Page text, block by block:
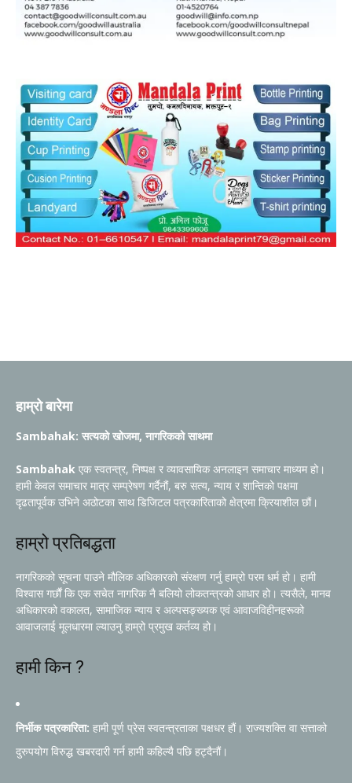
हाम्रो बारेमा
Sambahak: सत्यको खोजमा, नागरिकको साथमा
Sambahak एक स्वतन्त्र, निष्पक्ष र व्यावसायिक अनलाइन समाचार माध्यम हो।
हामी केवल समाचार मात्र सम्प्रेषण गर्दैनौं, बरु सत्य, न्याय र शान्तिको पक्षमा
दृढतापूर्वक उभिने अठोटका साथ डिजिटल पत्रकारिताको क्षेत्रमा क्रियाशील छौं।
हाम्रो प्रतिबद्धता
नागरिकको सूचना पाउने मौलिक अधिकारको संरक्षण गर्नु हाम्रो परम धर्म हो। हामी
विश्वास गर्छौं कि एक सचेत नागरिक नै बलियो लोकतन्त्रको आधार हो। त्यसैले, मानव
अधिकारको वकालत, सामाजिक न्याय र अल्पसङ्ख्यक एवं आवाजविहीनहरूको
आवाजलाई मूलधारमा ल्याउनु हाम्रो प्रमुख कर्तव्य हो।
हामी किन ?
निर्भीक पत्रकारिता: हामी पूर्ण प्रेस स्वतन्त्रताका पक्षधर हौं। राज्यशक्ति वा सत्ताको
दुरुपयोग विरुद्ध खबरदारी गर्न हामी कहिल्यै पछि हट्दैनौं।